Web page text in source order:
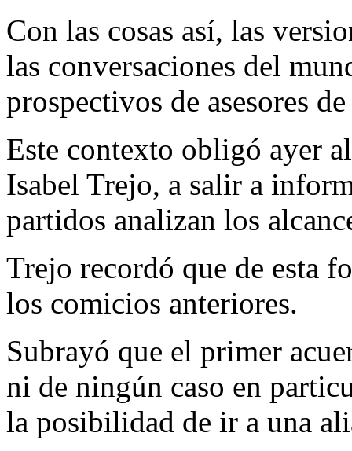
Con las cosas así, las
las conversaciones del
prospectivos de asesores
Este contexto obligó ayer
Isabel Trejo, a salir a
partidos analizan los
Trejo recordó que de esta
los comicios anteriores.
Subrayó que el primer
ni de ningún caso en
la posibilidad de ir a una